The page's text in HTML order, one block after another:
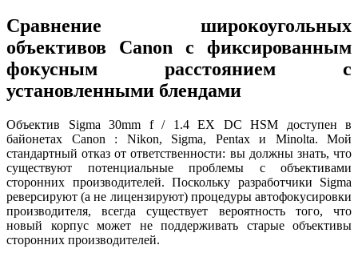
Сравнение широкоугольных
объективов Canon с фиксированным
фокусным расстоянием с
установленными блендами
Объектив Sigma 30mm f / 1.4 EX DC HSM доступен в
байонетах Canon : Nikon, Sigma, Pentax и Minolta. Мой
стандартный отказ от ответственности: вы должны знать, что
существуют потенциальные проблемы с объективами
сторонних производителей. Поскольку разработчики Sigma
реверсируют (а не лицензируют) процедуры автофокусировки
производителя, всегда существует вероятность того, что
новый корпус может не поддерживать старые объективы
сторонних производителей.